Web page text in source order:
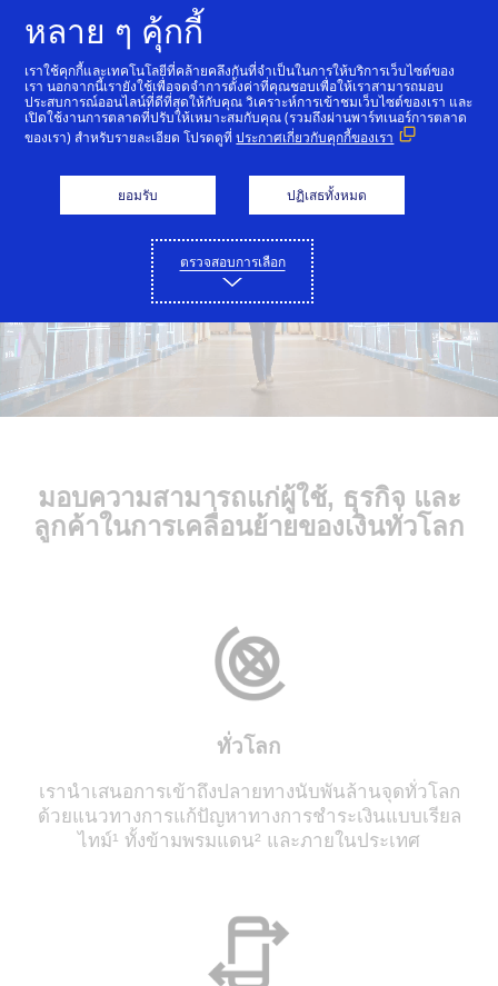
ภาพรวม ความสามารถ กรณีการใช้งาน พัน
Visa Direct ช่วยพลิกโฉมการ
โลกได้อย่างรวดเร็วและปลอดภัย
มอบความสามารถแก่ผู้ใช้, ธุรกิจ และ
ลูกค้าในการเคลื่อนย้ายของเงินทั่วโลก
ทั่วโลก
เรานำเสนอการเข้าถึงปลายทางนับพันล้านจุดทั่วโลก
ด้วยแนวทางการแก้ปัญหาทางการชำระเงินแบบเรียล
ไทม์¹ ทั้งข้ามพรมแดน² และภายในประเทศ
หลาย ๆ คุ้กกี้
เราใช้คุกกี้และเทคโนโลยีที่คล้ายคลึงกันที่จำเป็นในการให้บริการเว็บไซต์ของ
เรา นอกจากนี้เรายังใช้เพื่อจดจำการตั้งค่าที่คุณชอบเพื่อให้เราสามารถมอบ
ประสบการณ์ออนไลน์ที่ดีที่สุดให้กับคุณ วิเคราะห์การเข้าชมเว็บไซต์ของเรา และ
เปิดใช้งานการตลาดที่ปรับให้เหมาะสมกับคุณ (รวมถึงผ่านพาร์ทเนอร์การตลาด
ของเรา) สำหรับรายละเอียด โปรดดูที่ประกาศเกี่ยวกับคุกกี้ของเรา
ยอมรับ ปฏิเสธทั้งหมด
ตรวจสอบการเลือก